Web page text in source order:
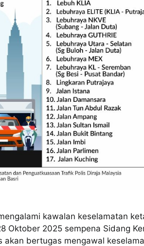
kawalan keselamatan
Oktober 2025 sempena Sidang
akan bertugas mengawal